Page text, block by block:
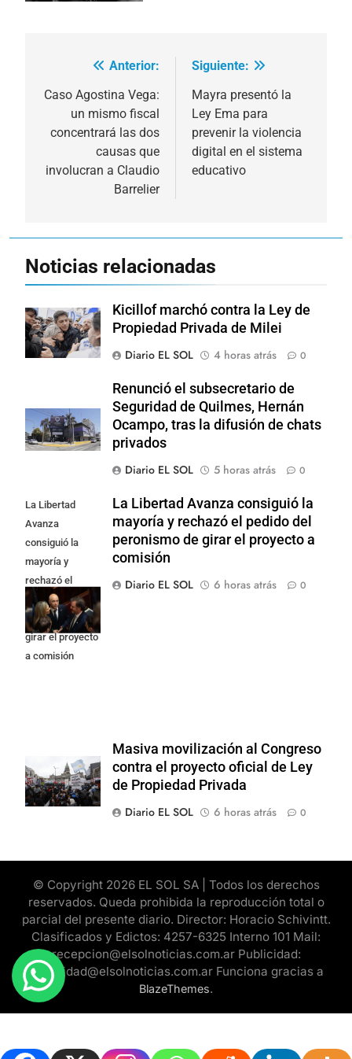
Navegación
de
entradas
Anterior:
Caso Agostina Vega:
un mismo fiscal
concentrará las dos
causas que
involucran a Claudio
Barrelier
Siguiente:
Mayra presentó la
Ley Ema para
prevenir la violencia
digital en el sistema
educativo
Noticias relacionadas
Kicillof marchó contra la Ley de
Propiedad Privada de Milei
Diario EL SOL
4 horas atrás 0
Renunció el subsecretario de
Seguridad de Quilmes, Hernán
Ocampo, tras la difusión de chats
privados
Diario EL SOL
5 horas atrás 0
La Libertad
Avanza
consiguió la
mayoría y
rechazó el
pedido del
peronismo de
girar el proyecto
a comisión
La Libertad Avanza consiguió la
mayoría y rechazó el pedido del
peronismo de girar el proyecto a
comisión
Diario EL SOL
6 horas atrás 0
Masiva movilización al Congreso
contra el proyecto oficial de Ley
de Propiedad Privada
Diario EL SOL
6 horas atrás 0
© Copyright 2026 EL SOL SA | Todos los derechos
reservados. Queda prohibida la reproducción total o
parcial del presente diario. Director: Horacio Schivintt.
Clasificados y Edictos: 4257-6325 Interno 101 Mail:
recepcion@elsolnoticias.com.ar Publicidad:
publicidad@elsolnoticias.com.ar Funciona gracias a
BlazeThemes.